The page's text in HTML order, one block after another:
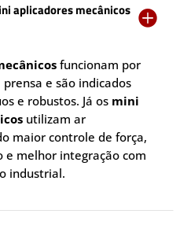
aplicadores mecânicos 
funcionam por
e são indicados
e robustos. Já os mini
utilizam ar
maior controle de força,
e melhor integração com
industrial.